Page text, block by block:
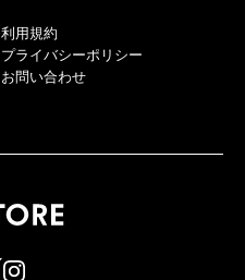
利用規約
プライバシーポリシー
お問い合わせ